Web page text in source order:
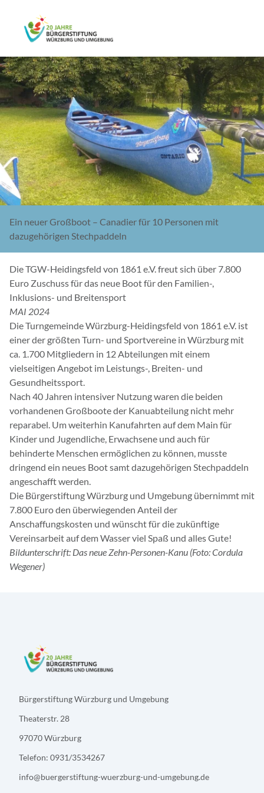
Ein neuer Großboot – Canadier für 10 Personen mit
dazugehörigen Stechpaddeln
Die TGW-Heidingsfeld von 1861 e.V. freut sich über 7.800
Euro Zuschuss für das neue Boot für den Familien-,
Inklusions- und Breitensport
MAI 2024
Die Turngemeinde Würzburg-Heidingsfeld von 1861 e.V. ist
einer der größten Turn- und Sportvereine in Würzburg mit
ca. 1.700 Mitgliedern in 12 Abteilungen mit einem
vielseitigen Angebot im Leistungs-, Breiten- und
Gesundheitssport.
Nach 40 Jahren intensiver Nutzung waren die beiden
vorhandenen Großboote der Kanuabteilung nicht mehr
reparabel. Um weiterhin Kanufahrten auf dem Main für
Kinder und Jugendliche, Erwachsene und auch für
behinderte Menschen ermöglichen zu können, musste
dringend ein neues Boot samt dazugehörigen Stechpaddeln
angeschafft werden.
Die Bürgerstiftung Würzburg und Umgebung übernimmt mit
7.800 Euro den überwiegenden Anteil der
Anschaffungskosten und wünscht für die zukünftige
Vereinsarbeit auf dem Wasser viel Spaß und alles Gute!
Bildunterschrift: Das neue Zehn-Personen-Kanu (Foto: Cordula
Wegener)
Bürgerstiftung Würzburg und Umgebung
Theaterstr. 28
97070 Würzburg
Telefon: 0931/3534267
info@buergerstiftung-wuerzburg-und-umgebung.de